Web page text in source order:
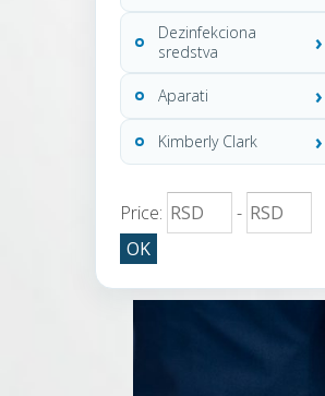
Dezinfekciona
sredstva
Aparati
Kimberly Clark
Price: -